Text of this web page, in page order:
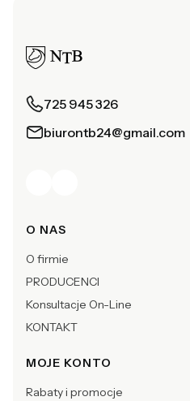
725 945 326
biurontb24@gmail.com
Linki w stopce
O NAS
O firmie
PRODUCENCI
Konsultacje On-Line
KONTAKT
MOJE KONTO
Rabaty i promocje